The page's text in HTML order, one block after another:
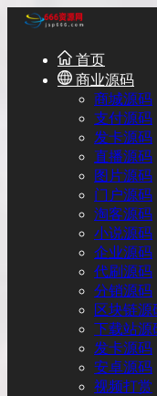
首页
商业源码
商城源码
支付源码
发卡源码
直播源码
图片源码
门户源码
淘客源码
小说源码
企业源码
代刷源码
分销源码
区块链源
下载站源
发卡源码
安卓源码
视频打赏